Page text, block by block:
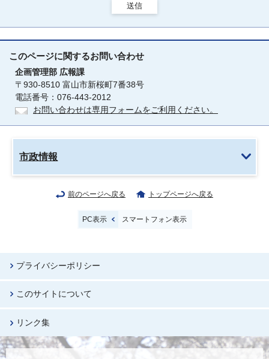
送信
このページに関するお問い合わせ
企画管理部 広報課
〒930-8510 富山市新桜町7番38号
電話番号：076-443-2012
お問い合わせは専用フォームをご利用ください。
市政情報
前のページへ戻る トップページへ戻る
PC表示 スマートフォン表示
プライバシーポリシー
このサイトについて
リンク集